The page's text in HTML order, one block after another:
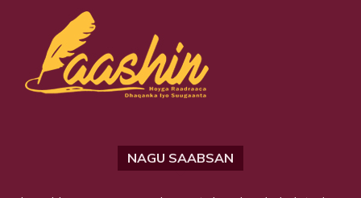
NAGU SAABSAN